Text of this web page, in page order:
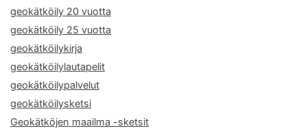
geokätköily 20 vuotta
geokätköily 25 vuotta
geokätköilykirja
geokätköilylautapelit
geokätköilypalvelut
geokätköilysketsi
Geokätköjen maailma -sketsit